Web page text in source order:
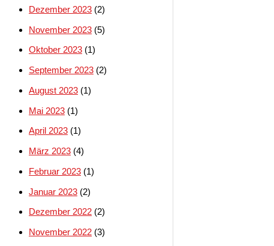
Dezember 2023 (2)
November 2023 (5)
Oktober 2023 (1)
September 2023 (2)
August 2023 (1)
Mai 2023 (1)
April 2023 (1)
März 2023 (4)
Februar 2023 (1)
Januar 2023 (2)
Dezember 2022 (2)
November 2022 (3)